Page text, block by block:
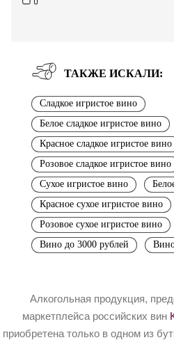
ТАКЖЕ ИСКАЛИ:
Сладкое игристое вино
Белое сладкое игристое вино
Красное сладкое игристое вино
Розовое сладкое игристое вино
Сухое игристое вино
Красное сухое игристое вино
Розовое сухое игристое вино
Вино до 3000 рублей
Алкогольная продукция,
маркетплейса российских вин
приобретена только в одном из